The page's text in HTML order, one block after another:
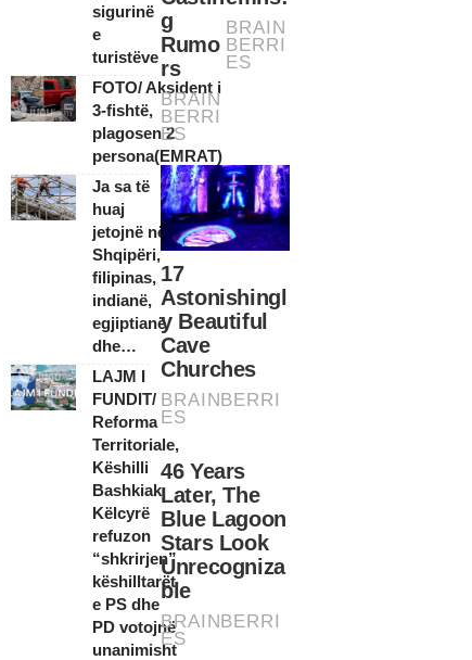
sigurinë
e
turistëve
FOTO/ Aksident i
3-fishtë,
plagosen 2
persona(EMRAT)
Ja sa të
huaj
jetojnë në
Shqipëri,
filipinas,
indianë,
egjiptianë
dhe…
LAJM I
FUNDIT/
Reforma
Territoriale,
Këshilli
Bashkiak
Këlcyrë
refuzon
“shkrirjen”,
këshilltarët
e PS dhe
PD votojnë
unanimisht